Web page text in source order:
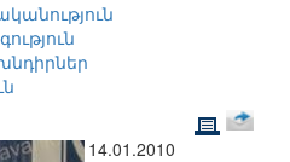
14.01.2010